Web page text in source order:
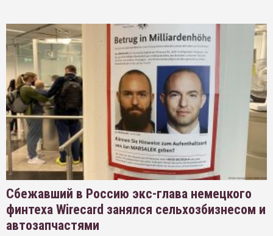
Сбежавший в Россию экс-глава немецкого
финтеха Wirecard занялся сельхозбизнесом и
автозапчастями